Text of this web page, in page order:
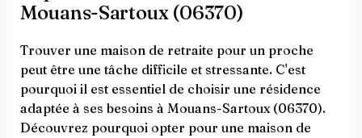
Mouans-Sartoux (06370)
Trouver une maison de retraite pour un proche
peut être une tâche difficile et stressante. C'est
pourquoi il est essentiel de choisir une résidence
adaptée à ses besoins à Mouans-Sartoux (06370).
Découvrez pourquoi opter pour une maison de